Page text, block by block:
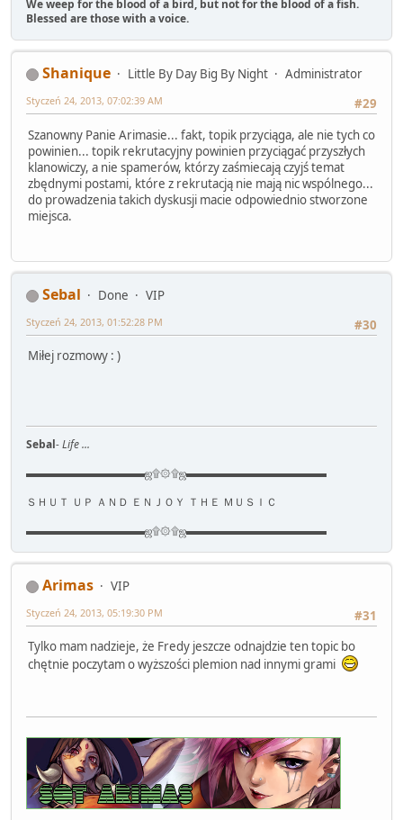
We weep for the blood of a bird, but not for the blood of a fish.
Blessed are those with a voice.
Shanique Little By Day Big By Night
Administrator
#29
Styczeń 24, 2013, 07:02:39 AM
Szanowny Panie Arimasie... fakt, topik przyciąga, ale nie tych co
powinien... topik rekrutacyjny powinien przyciągać przyszłych
klanowiczy, a nie spamerów, którzy zaśmiecają czyjś temat
zbędnymi postami, które z rekrutacją nie mają nic wspólnego...
do prowadzenia takich dyskusji macie odpowiednio stworzone
miejsca.
Sebal Done
VIP
#30
Styczeń 24, 2013, 01:52:28 PM
Miłej rozmowy : )
Sebal- Life ...
▬▬▬▬▬▬▬▬▬▬▬ஜ۩۞۩ஜ▬▬▬▬▬▬▬▬▬▬▬▬▬
ＳＨＵＴ ＵＰ ＡＮＤ ＥＮＪＯＹ ＴＨＥ ＭＵＳＩＣ
▬▬▬▬▬▬▬▬▬▬▬ஜ۩۞۩ஜ▬▬▬▬▬▬▬▬▬▬▬▬▬
Arimas
VIP
#31
Styczeń 24, 2013, 05:19:30 PM
Tylko mam nadzieje, że Fredy jeszcze odnajdzie ten topic bo
chętnie poczytam o wyższości plemion nad innymi grami